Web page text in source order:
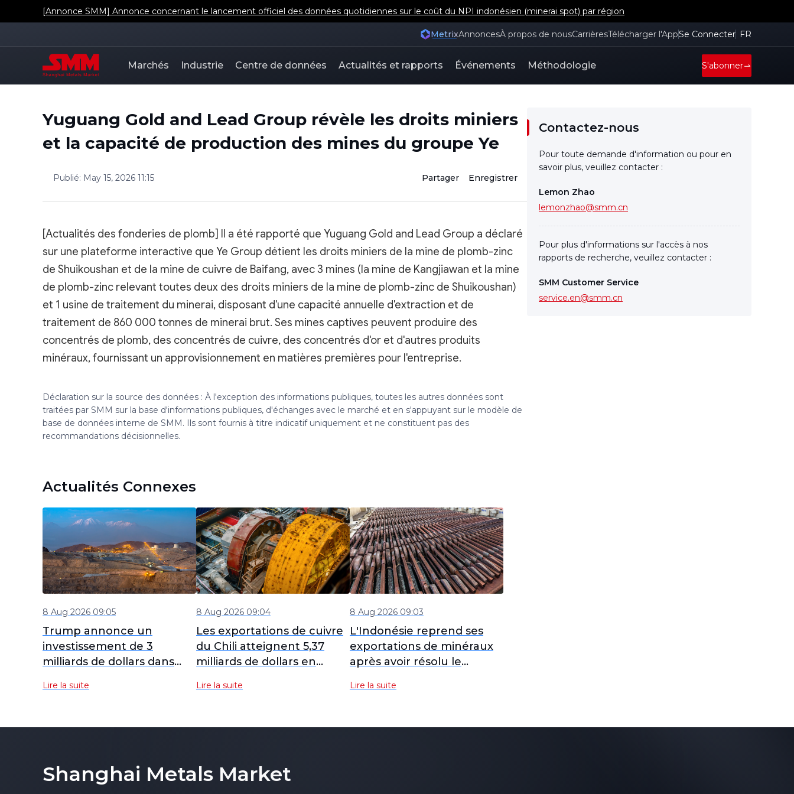
[Annonce SMM] Annonce concernant le lancement officiel des données quotidiennes sur le coût du NPI indonésien (minerai spot) par région
MetrixAnnoncesÀ propos de nousCarrièresTélécharger l'AppSe Connecter FR
Marchés Industrie Centre de données Actualités et rapports Événements Méthodologie S'abonner
Yuguang Gold and Lead Group révèle les droits miniers
et la capacité de production des mines du groupe Ye
Publié: May 15, 2026 11:15 Partager Enregistrer
[Actualités des fonderies de plomb] Il a été rapporté que Yuguang Gold and Lead Group a déclaré
sur une plateforme interactive que Ye Group détient les droits miniers de la mine de plomb-zinc
de Shuikoushan et de la mine de cuivre de Baifang, avec 3 mines (la mine de Kangjiawan et la mine
de plomb-zinc relevant toutes deux des droits miniers de la mine de plomb-zinc de Shuikoushan)
et 1 usine de traitement du minerai, disposant d'une capacité annuelle d'extraction et de
traitement de 860 000 tonnes de minerai brut. Ses mines captives peuvent produire des
concentrés de plomb, des concentrés de cuivre, des concentrés d'or et d'autres produits
minéraux, fournissant un approvisionnement en matières premières pour l'entreprise.
Déclaration sur la source des données : À l'exception des informations publiques, toutes les autres données sont
traitées par SMM sur la base d'informations publiques, d'échanges avec le marché et en s'appuyant sur le modèle de
base de données interne de SMM. Ils sont fournis à titre indicatif uniquement et ne constituent pas des
recommandations décisionnelles.
Actualités Connexes
8 Aug 2026 09:05
Trump annonce un
investissement de 3
milliards de dollars dans
critiques et de batteries
Lire la suite
8 Aug 2026 09:04
Les exportations de cuivre
du Chili atteignent 5,37
milliards de dollars en
commercial en dessous
Lire la suite
8 Aug 2026 09:03
L'Indonésie reprend ses
exportations de minéraux
après avoir résolu le
terres rares.
Lire la suite
Contactez-nous
Pour toute demande d'information ou pour en
savoir plus, veuillez contacter :
Lemon Zhao
lemonzhao@smm.cn
Pour plus d'informations sur l'accès à nos
rapports de recherche, veuillez contacter :
SMM Customer Service
service.en@smm.cn
Shanghai Metals Market